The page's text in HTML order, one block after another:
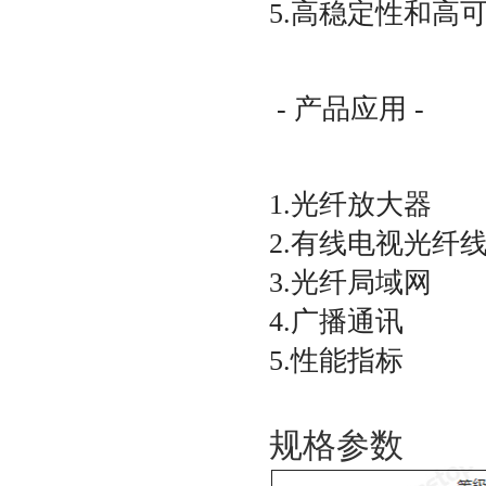
5.高稳定性和高
- 产品应用 -
1.光纤放大器
2.有线电视光纤
3.光纤局域网
4.广播通讯
5.性能指标
规格参数